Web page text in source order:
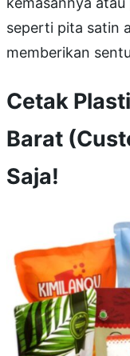
seperti pita satin
memberikan
Cetak
Barat
Saja!